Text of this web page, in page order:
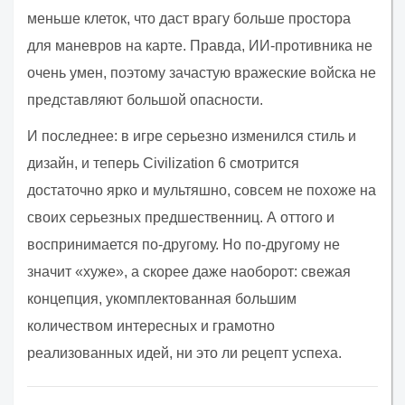
меньше клеток, что даст врагу больше простора
для маневров на карте. Правда, ИИ-противника не
очень умен, поэтому зачастую вражеские войска не
представляют большой опасности.
И последнее: в игре серьезно изменился стиль и
дизайн, и теперь Civilization 6 смотрится
достаточно ярко и мультяшно, совсем не похоже на
своих серьезных предшественниц. А оттого и
воспринимается по-другому. Но по-другому не
значит «хуже», а скорее даже наоборот: свежая
концепция, укомплектованная большим
количеством интересных и грамотно
реализованных идей, ни это ли рецепт успеха.